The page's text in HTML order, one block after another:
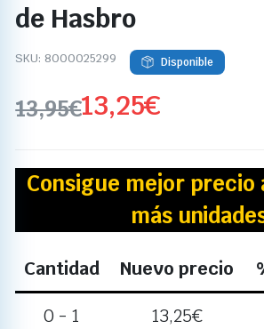
de Hasbro
SKU: 8000025299 Disponible
13,95€13,25€
Consigue mejor
más
Cantidad Nuevo precio
0 - 1 13,25€